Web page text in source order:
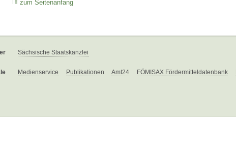
zum Seitenanfang
Sächsische Staatskanzlei
Medienservice Publikationen Amt24 FÖMISAX Fördermitteldatenbank